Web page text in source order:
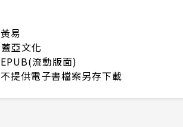
黃易
蓋亞文化
EPUB(流動版面)
不提供電子書檔案另存下載